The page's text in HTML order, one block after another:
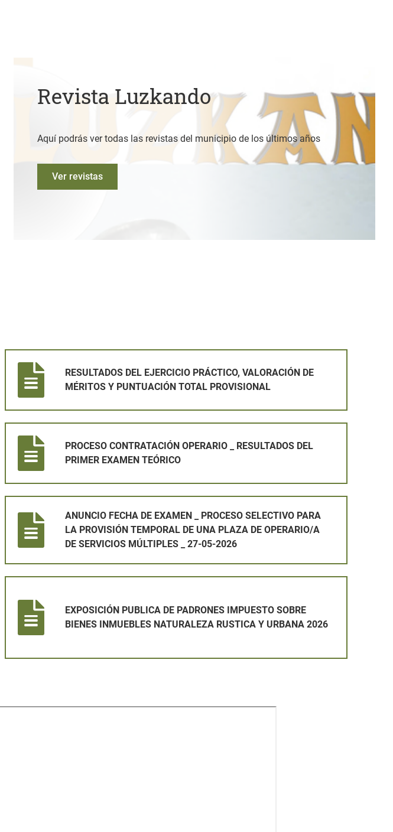
Revista Luzkando
Aquí podrás ver todas las revistas del municipio de los últimos años
Ver revistas
RESULTADOS DEL EJERCICIO PRÁCTICO, VALORACIÓN DE
MÉRITOS Y PUNTUACIÓN TOTAL PROVISIONAL
PROCESO CONTRATACIÓN OPERARIO _ RESULTADOS DEL
PRIMER EXAMEN TEÓRICO
ANUNCIO FECHA DE EXAMEN _ PROCESO SELECTIVO PARA
LA PROVISIÓN TEMPORAL DE UNA PLAZA DE OPERARIO/A
DE SERVICIOS MÚLTIPLES _ 27-05-2026
EXPOSICIÓN PUBLICA DE PADRONES IMPUESTO SOBRE
BIENES INMUEBLES NATURALEZA RUSTICA Y URBANA 2026